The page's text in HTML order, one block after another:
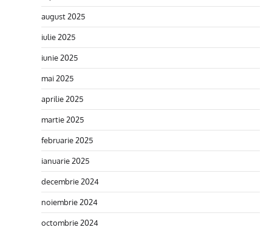
august 2025
iulie 2025
iunie 2025
mai 2025
aprilie 2025
martie 2025
februarie 2025
ianuarie 2025
decembrie 2024
noiembrie 2024
octombrie 2024